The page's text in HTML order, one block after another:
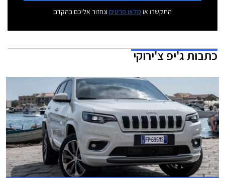
התקשרו או מלאו פרטים ונחזור אליכם בהקדם
כתבותג'יפ צ'ירוקי